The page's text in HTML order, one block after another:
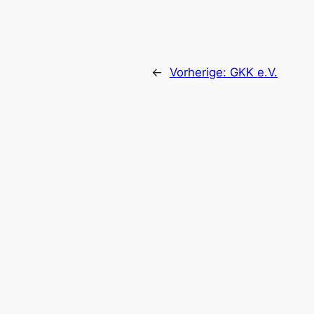
← Vorherige: GKK e.V.